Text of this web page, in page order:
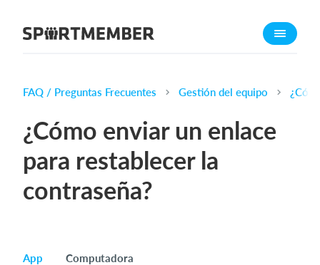
Acerca de SportMember
Funciones
Calendario
Gestión de pagos
Tienda Online
FAQ / Preguntas Frecuentes Gestión del equipo
¿Cómo enviar un enlace
para restablecer la
contraseña?
App Computadora